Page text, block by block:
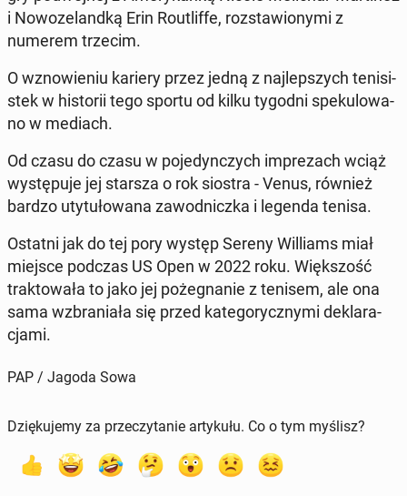
i No­wo­ze­land­ką Erin Ro­utlif­fe, roz­sta­wio­ny­mi z
numerem trzecim.
O wzno­wie­niu kariery przez jedną z naj­lep­szych te­ni­si­
stek w hi­sto­rii tego sportu od kilku tygodni spe­ku­lo­wa­
no w mediach.
Od czasu do czasu w po­je­dyn­czych im­pre­zach wciąż
wy­stę­pu­je jej starsza o rok siostra - Venus, również
bardzo uty­tu­ło­wa­na za­wod­nicz­ka i legenda tenisa.
Ostatni jak do tej pory występ Sereny Wil­liams miał
miejsce podczas US Open w 2022 roku. Więk­szość
trak­to­wa­ła to jako jej po­że­gna­nie z tenisem, ale ona
sama wzbra­nia­ła się przed ka­te­go­rycz­ny­mi de­kla­ra­
cja­mi.
PAP / Jagoda Sowa
Dziękujemy za przeczytanie artykułu. Co o tym myślisz?